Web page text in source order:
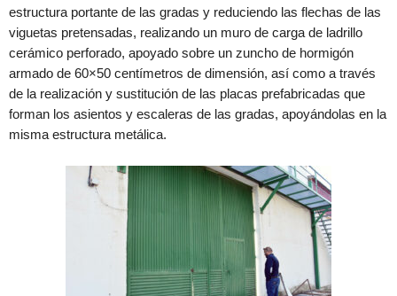
estructura portante de las gradas y reduciendo las flechas de las
viguetas pretensadas, realizando un muro de carga de ladrillo
cerámico perforado, apoyado sobre un zuncho de hormigón
armado de 60×50 centímetros de dimensión, así como a través
de la realización y sustitución de las placas prefabricadas que
forman los asientos y escaleras de las gradas, apoyándolas en la
misma estructura metálica.